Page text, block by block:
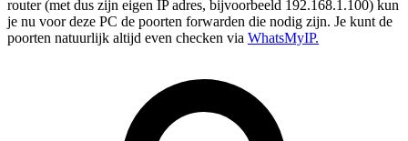
router (met dus zijn eigen IP adres, bijvoorbeeld 192.168.1.100) kun
je nu voor deze PC de poorten forwarden die nodig zijn. Je kunt de
poorten natuurlijk altijd even checken via WhatsMyIP.